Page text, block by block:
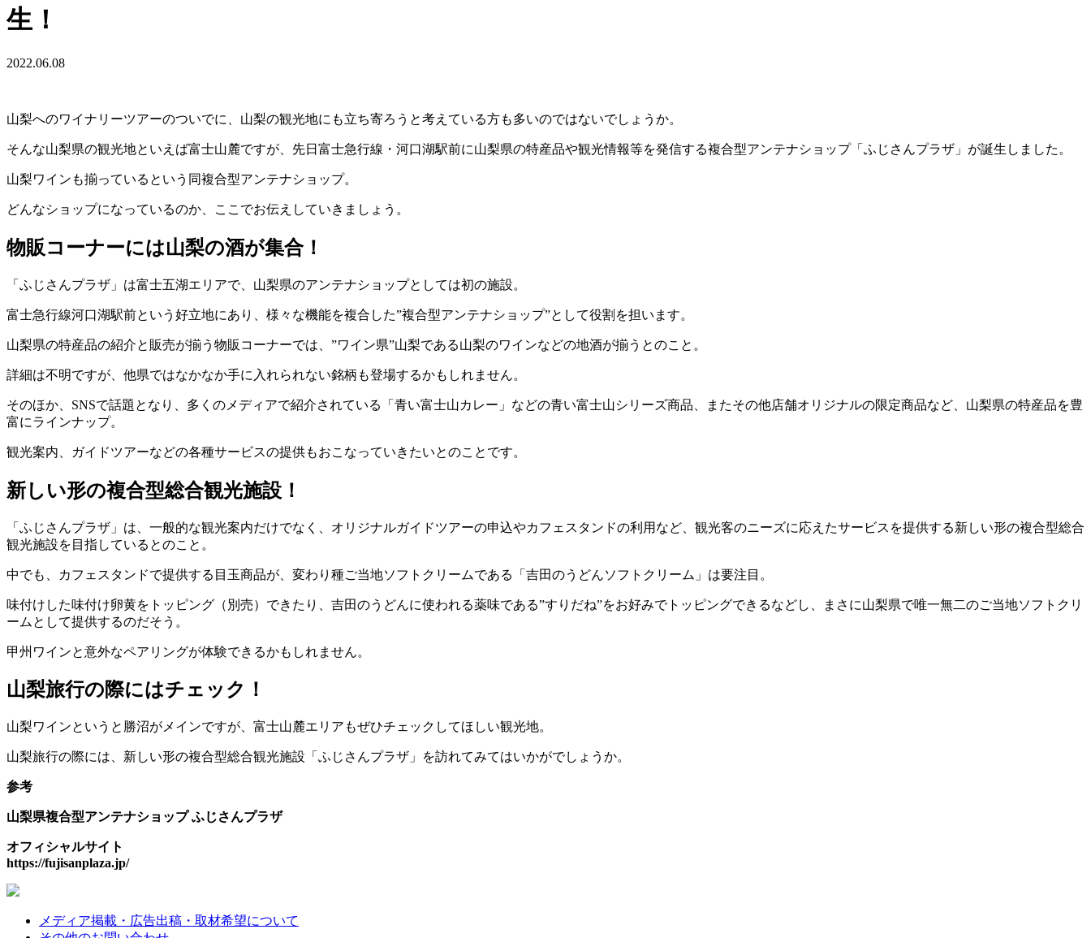
生！
2022.06.08
山梨へのワイナリーツアーのついでに、山梨の観光地にも立ち寄ろうと考えている方も多いのではないでしょうか。
そんな山梨県の観光地といえば富士山麓ですが、先日富士急行線・河口湖駅前に山梨県の特産品や観光情報等を発信する複合型アンテナショップ「ふじさんプラザ」が誕生しました。
山梨ワインも揃っているという同複合型アンテナショップ。
どんなショップになっているのか、ここでお伝えしていきましょう。
物販コーナーには山梨の酒が集合！
「ふじさんプラザ」は富士五湖エリアで、山梨県のアンテナショップとしては初の施設。
富士急行線河口湖駅前という好立地にあり、様々な機能を複合した”複合型アンテナショップ”として役割を担います。
山梨県の特産品の紹介と販売が揃う物販コーナーでは、”ワイン県”山梨である山梨のワインなどの地酒が揃うとのこと。
詳細は不明ですが、他県ではなかなか手に入れられない銘柄も登場するかもしれません。
そのほか、SNSで話題となり、多くのメディアで紹介されている「青い富士山カレー」などの青い富士山シリーズ商品、またその他店舗オリジナルの限定商品など、山梨県の特産品を豊
富にラインナップ。
観光案内、ガイドツアーなどの各種サービスの提供もおこなっていきたいとのことです。
新しい形の複合型総合観光施設！
「ふじさんプラザ」は、一般的な観光案内だけでなく、オリジナルガイドツアーの申込やカフェスタンドの利用など、観光客のニーズに応えたサービスを提供する新しい形の複合型総合
観光施設を目指しているとのこと。
中でも、カフェスタンドで提供する目玉商品が、変わり種ご当地ソフトクリームである「吉田のうどんソフトクリーム」は要注目。
味付けした味付け卵黄をトッピング（別売）できたり、吉田のうどんに使われる薬味である”すりだね”をお好みでトッピングできるなどし、まさに山梨県で唯一無二のご当地ソフトクリ
ームとして提供するのだそう。
甲州ワインと意外なペアリングが体験できるかもしれません。
山梨旅行の際にはチェック！
山梨ワインというと勝沼がメインですが、富士山麓エリアもぜひチェックしてほしい観光地。
山梨旅行の際には、新しい形の複合型総合観光施設「ふじさんプラザ」を訪れてみてはいかがでしょうか。
参考
山梨県複合型アンテナショップ ふじさんプラザ
オフィシャルサイト
https://fujisanplaza.jp/
メディア掲載・広告出稿・取材希望について